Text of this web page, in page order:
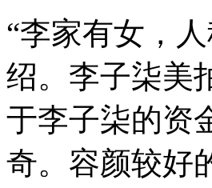
“李家有女，
绍。李子柒美
于李子柒的资
奇。容颜较好